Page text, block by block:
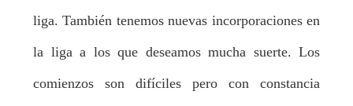
liga. También tenemos nuevas incorporaciones en
la liga a los que deseamos mucha suerte. Los
comienzos son difíciles pero con constancia